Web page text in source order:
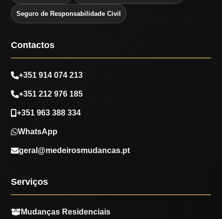
Seguro de Responsabilidade Civil
Contactos
+351 914 074 213
+351 212 976 185
+351 963 388 334
WhatsApp
geral@medeirosmudancas.pt
Serviços
Mudanças Residenciais